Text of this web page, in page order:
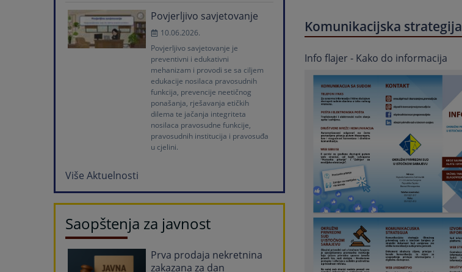
Povjerljivo savjetovanje
10.06.2026.
Povjerljivo savjetovanje je
preventivni i edukativni
mehanizam i provodi se sa ciljem
edukacije nosilaca pravosudnih
funkcija, prevencije neetičnog
ponašanja, rješavanja etičkih
dilema te jačanja integriteta
nosilaca pravosudne funkcije,
pravosudnih institucija i pravosuđa
u cjelini.
Više Aktuelnosti
Saopštenja za javnost
Prva prodaja nekretnina
zakazana za dan
Komunikacijska strategija
Info flajer - Kako do informacija